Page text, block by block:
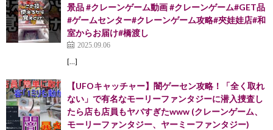
景品 #クレーンゲーム動画 #クレーンゲーム#GET品
#ゲームセンター#クレーンゲーム攻略#夾娃娃店#和
室からお届け#橋渡し
2025.09.06
[…]
【UFOキャッチャー】闇ゲーセン攻略！「全く取れ
ない」で有名なモーリーファンタジーに潜入捜査し
たら店も店員もヤバすぎたwww (クレーンゲーム、
モーリーファンタジー、ヤーミーファンタジー)